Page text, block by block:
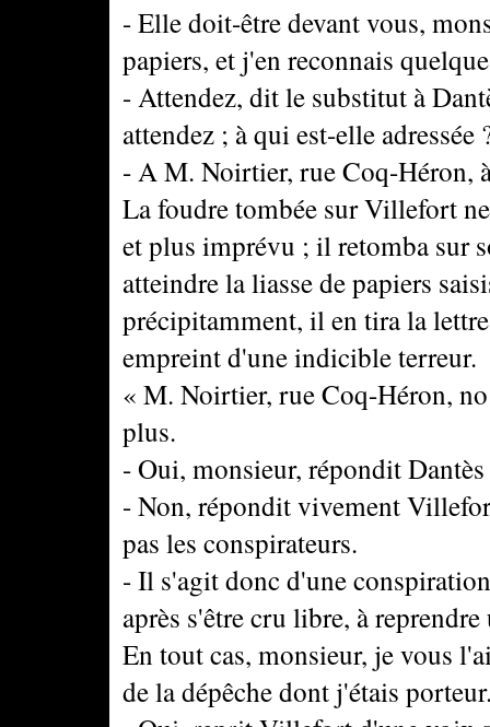
- Elle doit-être devant vous,
papiers, et j'en reconnais
- Attendez, dit le substitut à
attendez ; à qui est-elle adressée
- A M. Noirtier, rue Coq-Héron,
La foudre tombée sur Villefort
et plus imprévu ; il retomba sur
atteindre la liasse de papiers
précipitamment, il en tira la
empreint d'une indicible terreur.
« M. Noirtier, rue Coq-Héron,
plus.
- Oui, monsieur, répondit
- Non, répondit vivement
pas les conspirateurs.
- Il s'agit donc d'une
après s'être cru libre, à
En tout cas, monsieur, je vous
de la dépêche dont j'étais